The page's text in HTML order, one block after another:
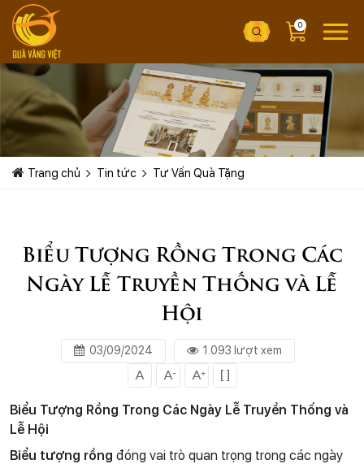
0
Trang chủ Tin tức Tư Vấn Quà Tặng
Biểu Tượng Rồng Trong Các
Ngày Lễ Truyền Thống và Lễ
Hội
03/09/2024 1.093 lượt xem
Biểu Tượng Rồng Trong Các Ngày Lễ Truyền Thống và
Lễ Hội
Biểu tượng rồng đóng vai trò quan trọng trong các ngày